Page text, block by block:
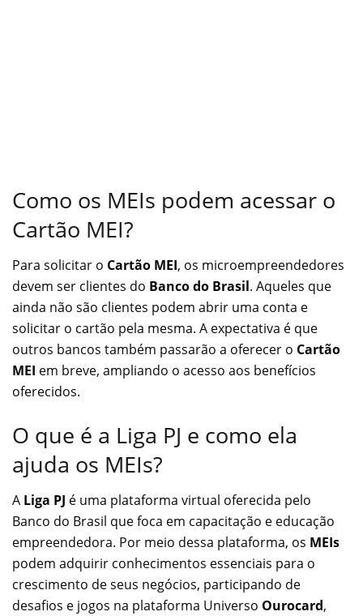
Como os MEIs podem acessar o
Cartão MEI?
Para solicitar o Cartão MEI, os microempreendedores
devem ser clientes do Banco do Brasil. Aqueles que
ainda não são clientes podem abrir uma conta e
solicitar o cartão pela mesma. A expectativa é que
outros bancos também passarão a oferecer o Cartão
MEI em breve, ampliando o acesso aos benefícios
oferecidos.
O que é a Liga PJ e como ela
ajuda os MEIs?
A Liga PJ é uma plataforma virtual oferecida pelo
Banco do Brasil que foca em capacitação e educação
empreendedora. Por meio dessa plataforma, os MEIs
podem adquirir conhecimentos essenciais para o
crescimento de seus negócios, participando de
desafios e jogos na plataforma Universo Ourocard,